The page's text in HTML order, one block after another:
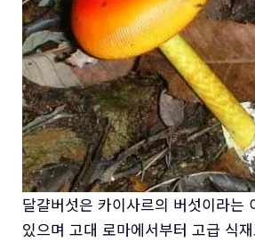
달걀버섯은 카이사르의 버섯이라는
있으며 고대 로마에서부터 고급 식